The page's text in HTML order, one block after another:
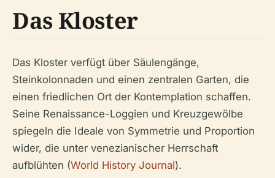
Das Kloster
Das Kloster verfügt über Säulengänge,
Steinkolonnaden und einen zentralen Garten, die
einen friedlichen Ort der Kontemplation schaffen.
Seine Renaissance-Loggien und Kreuzgewölbe
spiegeln die Ideale von Symmetrie und Proportion
wider, die unter venezianischer Herrschaft
aufblühten (World History Journal).